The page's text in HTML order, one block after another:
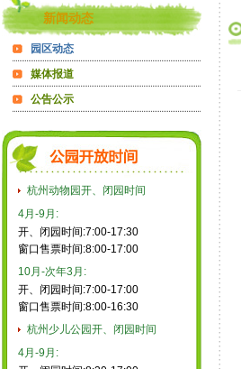
新闻动态
园区动态
媒体报道
公告公示
杭州动物园开、闭园时间
4月-9月:
开、闭园时间:7:00-17:30
窗口售票时间:8:00-17:00
10月-次年3月:
开、闭园时间:7:00-17:00
窗口售票时间:8:00-16:30
杭州少儿公园开、闭园时间
4月-9月: